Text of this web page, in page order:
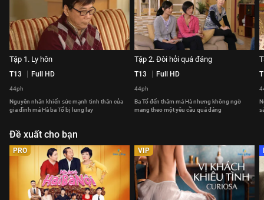
Tập 1. Ly hôn
T13 Full HD
44ph
Nguyên nhân khiến sức mạnh tình thân của
gia đình má Hà ba Tổ bị lung lay
Tập 2. Đòi hỏi quá đáng
T13 Full HD
44ph
Ba Tổ đến thăm má Hà nhưng không ngờ
mang theo một yêu cầu quá đáng
Đề xuất cho bạn
PRO VIP